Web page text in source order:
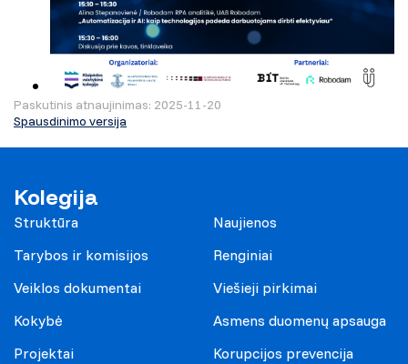
Paskutinis atnaujinimas: 2025-11-20
Spausdinimo versija
Kolegija
Struktūra
Tarybos ir komisijos
Veiklos dokumentai
Kokybė
Projektai
Naujienos
Renginiai
Viešieji pirkimai
Asmens duomenų apsauga
Korupcijos prevencija